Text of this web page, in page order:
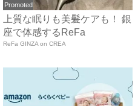
Promoted
上質な眠りも美髪ケアも！ 銀
座で体感するReFa
ReFa GINZA on CREA